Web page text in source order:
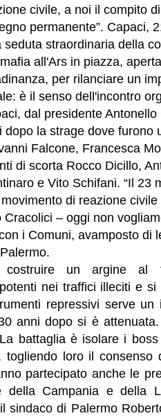
civile, a noi il compito
permanente”. Capaci,
seduta straordinaria della
all'Ars in piazza,
per rilanciare un
è il senso dell'incontro
dal presidente Antonello
dopo la strage dove furono
Falcone, Francesca
di scorta Rocco Dicillo,
e Vito Schifani. “Il 23
di reazione civile
– oggi non
i Comuni, avamposto di
un argine al
nei traffici illeciti e si
repressivi serve un
anni dopo si è
battaglia è isolare i
togliendo loro il consenso
partecipato anche le
della Campania e della
sindaco di Palermo